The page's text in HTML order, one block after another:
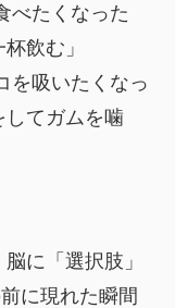
べたくなった
飲む」
を吸いたくなっ
てガムを噛
に「選択肢」
に現れた瞬間